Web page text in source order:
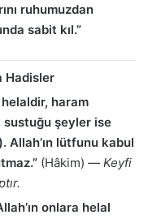
ruhumuzdan
sabit kıl.”
Hadisler
helaldir, haram
sustuğu şeyler ise
lütfunu kabul
(Hâkim) — Keyfi
onlara helal